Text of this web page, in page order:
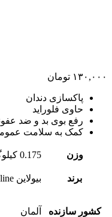
۱۳۰,۰۰۰ تومان
پاکسازی دندان
حاوی فلوراید
رفع بوی بد و ضد
کمک به سلامت
وزن 0.175 کیلوگرم
برند بیولاین Bioline
کشور سازنده آلمان